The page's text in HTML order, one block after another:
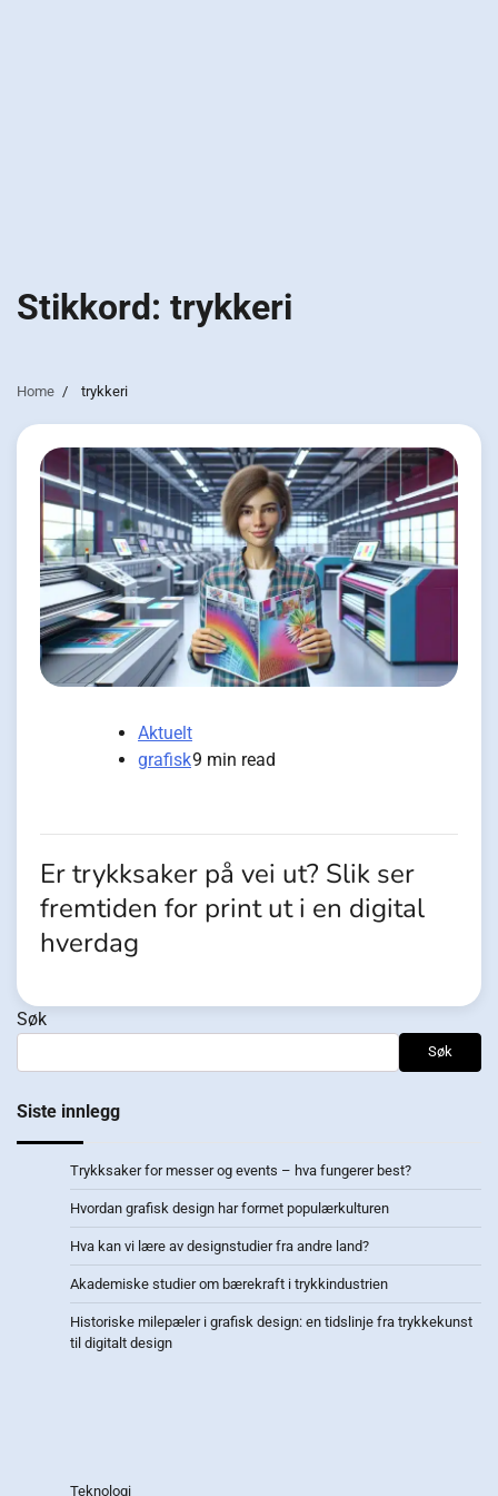
Stikkord: trykkeri
Home trykkeri
Aktuelt
grafisk9 min read
Er trykksaker på vei ut? Slik ser
fremtiden for print ut i en digital
hverdag
Søk
Søk
Siste innlegg
Trykksaker for messer og events – hva fungerer best?
Hvordan grafisk design har formet populærkulturen
Hva kan vi lære av designstudier fra andre land?
Akademiske studier om bærekraft i trykkindustrien
Historiske milepæler i grafisk design: en tidslinje fra trykkekunst
til digitalt design
Teknologi